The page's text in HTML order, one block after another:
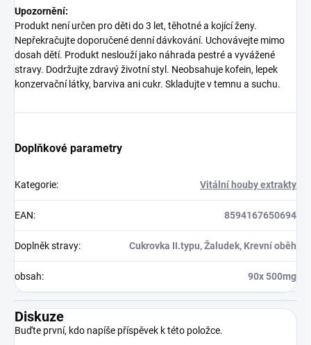
Upozornění:
Produkt není určen pro děti do 3 let, těhotné a kojící ženy.
Nepřekračujte doporučené denní dávkování. Uchovávejte mimo
dosah dětí. Produkt neslouží jako náhrada pestré a vyvážené
stravy. Dodržujte zdravý životní styl. Neobsahuje kofein, lepek
konzervační látky, barviva ani cukr. Skladujte v temnu a suchu.
Doplňkové parametry
Kategorie: Vitální houby extrakty
EAN: 8594167650694
Doplněk stravy: Cukrovka II.typu, Žaludek, Krevní oběh
obsah: 90x 500mg
Diskuze
Buďte první, kdo napíše příspěvek k této položce.